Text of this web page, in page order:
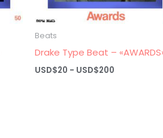
Beats
Drake Type Beat –
USD$20 - USD$200Rango